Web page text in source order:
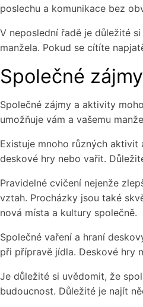
poslechu a komunikace bez
V neposlední řadě je důležité
manžela. Pokud se cítíte
Společné
Společné zájmy a aktivity
umožňuje vám a vašemu
Existuje mnoho různých
deskové hry nebo vařit.
Pravidelné cvičení nejenže
vztah. Procházky jsou také
nová místa a kultury společně.
Společné vaření a hraní
při přípravě jídla. Deskové hry
Je důležité si uvědomit, že
budoucnost. Důležité je najít